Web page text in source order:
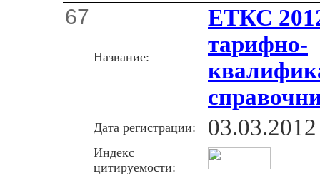
67
Название:
ЕТКС
тарифно-
Дата регистрации: 03.03.2012
Индекс
цитируемости: